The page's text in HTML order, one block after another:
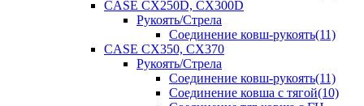
CASE CX250D, CX300D
Рукоять/Стрела
Соединение ковш-рукоять(11)
CASE CX350, CX370
Рукоять/Стрела
Соединение ковш-рукоять(11)
Соединение ковша с тягой(10)